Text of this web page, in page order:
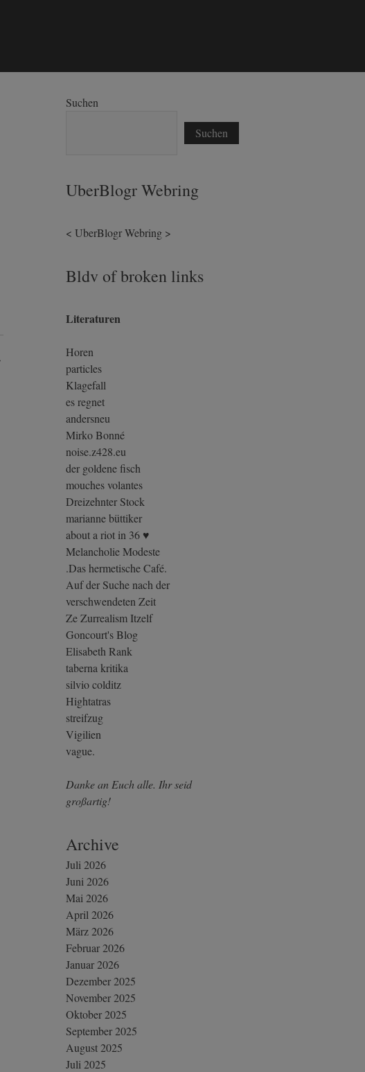
Suchen
Suchen
UberBlogr Webring
< UberBlogr Webring >
Bldv of broken links
Literaturen
Horen
particles
Klagefall
es regnet
andersneu
Mirko Bonné
noise.z428.eu
der goldene fisch
mouches volantes
Dreizehnter Stock
marianne büttiker
about a riot in 36 ♥
Melancholie Modeste
.Das hermetische Café.
Auf der Suche nach der
verschwendeten Zeit
Ze Zurrealism Itzelf
Goncourt's Blog
Elisabeth Rank
taberna kritika
silvio colditz
Hightatras
streifzug
Vigilien
vague.
Danke an Euch alle. Ihr seid
großartig!
Archive
Juli 2026
Juni 2026
Mai 2026
April 2026
März 2026
Februar 2026
Januar 2026
Dezember 2025
November 2025
Oktober 2025
September 2025
August 2025
Juli 2025